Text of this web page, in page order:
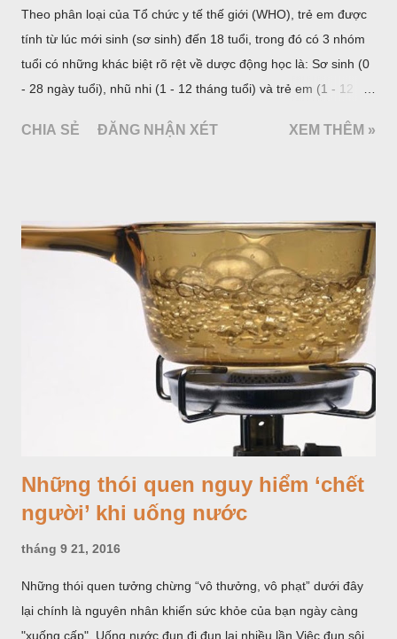
Theo phân loại của Tổ chức y tế thế giới (WHO), trẻ em được
tính từ lúc mới sinh (sơ sinh) đến 18 tuổi, trong đó có 3 nhóm
tuổi có những khác biệt rõ rệt về dược động học là: Sơ sinh (0
- 28 ngày tuổi), nhũ nhi (1 - 12 tháng tuổi) và trẻ em (1 - 12
nhóm: Nhóm trước tuổi đi học từ 1 - 5 tuổi và nhóm trẻ lớn từ 6
đổi về mặt sinh học qua từng giai đoạn và liên quan nhiều đến
việc lựa chọn và sử dụng thuốc trong nhi khoa.
CHIA SẺ ĐĂNG NHẬN XÉT XEM THÊM »
Những thói quen nguy hiểm ‘chết
người’ khi uống nước
tháng 9 21, 2016
Những thói quen tưởng chừng “vô thưởng, vô phạt” dưới đây
lại chính là nguyên nhân khiến sức khỏe của bạn ngày càng
"xuống cấp". Uống nước đun đi đun lại nhiều lần Việc đun sôi